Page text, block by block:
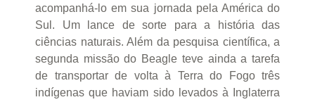
acompanhá-lo em sua jornada pela América do
Sul. Um lance de sorte para a história das
ciências naturais. Além da pesquisa científica, a
segunda missão do Beagle teve ainda a tarefa
de transportar de volta à Terra do Fogo três
indígenas que haviam sido levados à Inglaterra